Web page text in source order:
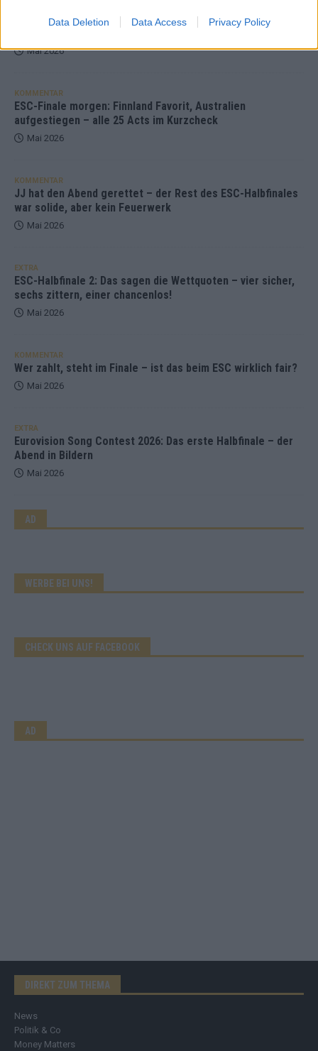
Data Deletion Data Access Privacy Policy
DARA gewinnt verdient, Israel beunruhigend –
unser Kommentar zum ESC 2026
Mai 2026
KOMMENTAR
ESC-Finale morgen: Finnland Favorit, Australien
aufgestiegen – alle 25 Acts im Kurzcheck
Mai 2026
KOMMENTAR
JJ hat den Abend gerettet – der Rest des ESC-Halbfinales
war solide, aber kein Feuerwerk
Mai 2026
EXTRA
ESC-Halbfinale 2: Das sagen die Wettquoten – vier sicher,
sechs zittern, einer chancenlos!
Mai 2026
KOMMENTAR
Wer zahlt, steht im Finale – ist das beim ESC wirklich fair?
Mai 2026
EXTRA
Eurovision Song Contest 2026: Das erste Halbfinale – der
Abend in Bildern
Mai 2026
AD
WERBE BEI UNS!
CHECK UNS AUF FACEBOOK
AD
DIREKT ZUM THEMA
News
Politik & Co
Money Matters